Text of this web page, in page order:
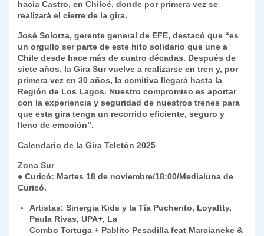
hacia Castro, en Chiloé, donde por primera vez se
realizará el cierre de la gira.
José Solorza, gerente general de EFE, destacó que “es
un orgullo ser parte de este hito solidario que une a
Chile desde hace más de cuatro décadas. Después de
siete años, la Gira Sur vuelve a realizarse en tren y, por
primera vez en 30 años, la comitiva llegará hasta la
Región de Los Lagos. Nuestro compromiso es aportar
con la experiencia y seguridad de nuestros trenes para
que esta gira tenga un recorrido eficiente, seguro y
lleno de emoción”.
Calendario de la Gira Teletón 2025
Zona Sur
● Curicó: Martes 18 de noviembre/18:00/Medialuna de
Curicó.
Artistas: Sinergia Kids y la Tía Pucherito, Loyaltty,
Paula Rivas, UPA+, La
Combo Tortuga + Pablito Pesadilla feat Marcianeke &